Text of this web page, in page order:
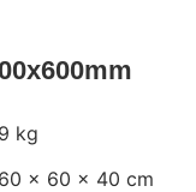
9 kg
60 × 60 × 40 cm